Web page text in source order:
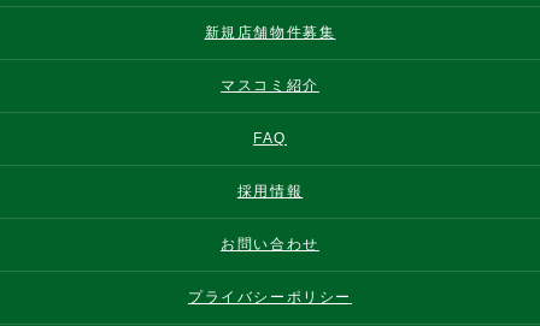
新規店舗物件募集
マスコミ紹介
FAQ
採用情報
お問い合わせ
プライバシーポリシー